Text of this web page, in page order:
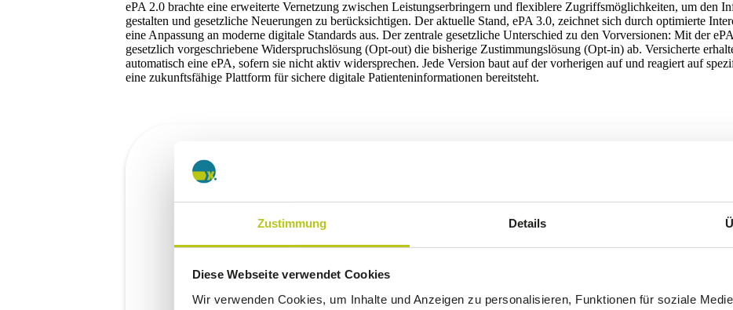
Zustimmung Details
Diese Webseite verwendet Cookies
Wir verwenden Cookies, um Inhalte und Anzeigen zu personalisieren, Funktionen für soziale
ePA 2.0 brachte eine erweiterte Vernetzung zwischen Leistungserbringern und flexiblere Zugriffsmöglichkeiten, um den
gestalten und gesetzliche Neuerungen zu berücksichtigen. Der aktuelle Stand, ePA 3.0, zeichnet sich durch optimierte
eine Anpassung an moderne digitale Standards aus. Der zentrale gesetzliche Unterschied zu den Vorversionen: Mit der
gesetzlich vorgeschriebene Widerspruchslösung (Opt-out) die bisherige Zustimmungslösung (Opt-in) ab. Versicherte
automatisch eine ePA, sofern sie nicht aktiv widersprechen. Jede Version baut auf der vorherigen auf und reagiert auf
eine zukunftsfähige Plattform für sichere digitale Patienteninformationen bereitsteht.